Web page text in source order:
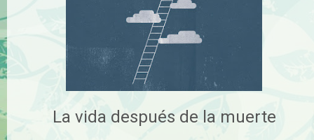
La vida después de la muerte